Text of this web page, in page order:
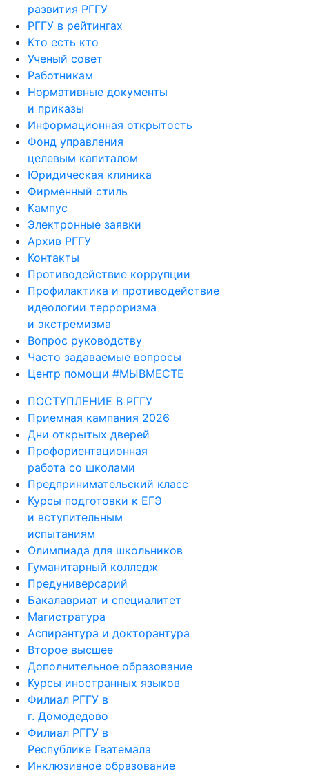
развития РГГУ
РГГУ в рейтингах
Кто есть кто
Ученый совет
Работникам
Нормативные документы
и приказы
Информационная открытость
Фонд управления
целевым капиталом
Юридическая клиника
Фирменный стиль
Кампус
Электронные заявки
Архив РГГУ
Контакты
Противодействие коррупции
Профилактика и противодействие
идеологии терроризма
и экстремизма
Вопрос руководству
Часто задаваемые вопросы
Центр помощи #МЫВМЕСТЕ
ПОСТУПЛЕНИЕ В РГГУ
Приемная кампания 2026
Дни открытых дверей
Профориентационная
работа со школами
Предпринимательский класс
Курсы подготовки к ЕГЭ
и вступительным
испытаниям
Олимпиада для школьников
Гуманитарный колледж
Предуниверсарий
Бакалавриат и специалитет
Магистратура
Аспирантура и докторантура
Второе высшее
Дополнительное образование
Курсы иностранных языков
Филиал РГГУ в
г. Домодедово
Филиал РГГУ в
Республике Гватемала
Инклюзивное образование